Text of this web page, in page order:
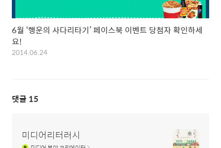
6월 ‘행운의 사다리타기’ 페이스북 이벤트 당첨자 확인하세
요!
2014.06.24
댓글 15
미디어리터러시